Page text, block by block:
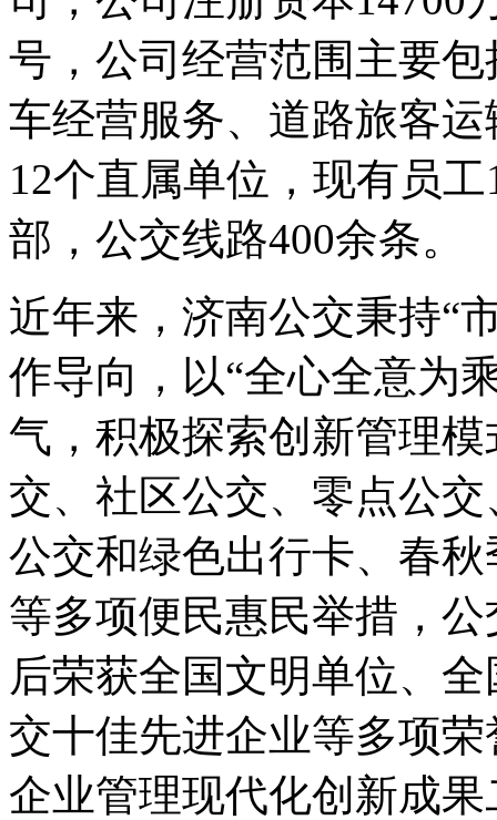
号，公司经营范围主要
车经营服务、道路旅客
12个直属单位，现有员
部，公交线路400余条。
近年来，济南公交秉持“
作导向，以“全心全意为
气，积极探索创新管理
交、社区公交、零点公
公交和绿色出行卡、春
等多项便民惠民举措，
后荣获全国文明单位、
交十佳先进企业等多项
企业管理现代化创新成